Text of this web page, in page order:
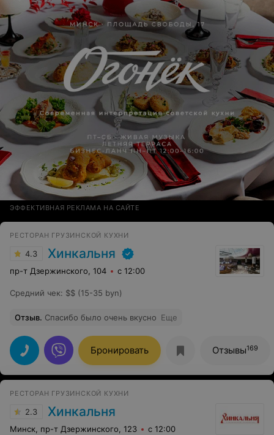
меню все красиво,порции большие(и кстати за
немалые деньги),а по факту-три кусочка жареного
мяса не лучшего вида. Общую ситуацию спасло то, что
мы еще с собой брали продукты. Так у персонала
этого заведения еще хватило наглости пытаться
сфотографировать ту часть стола с нашими блюдами.
Крайне не рекомендую эту забегаловку!
ЭФФЕКТИВНАЯ РЕКЛАМА НА САЙТЕ
РЕСТОРАН ГРУЗИНСКОЙ КУХНИ
4.3 Хинкальня
пр-т Дзержинского, 104 с 12:00
Средний чек: $$ (15-35 byn)
Отзыв. Спасибо было очень вкусно Еще
Бронировать Отзывы169
РЕСТОРАН ГРУЗИНСКОЙ КУХНИ
2.3 Хинкальня
Минск, пр-т Дзержинского, 123 с 12:00